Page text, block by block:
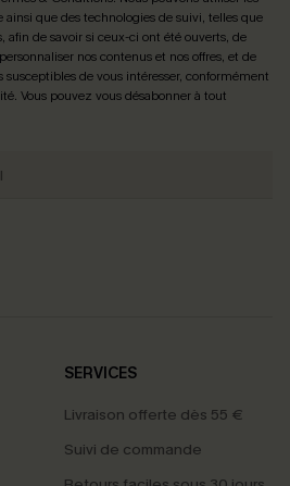
ainsi que des technologies de suivi, telles que
afin de savoir si ceux-ci ont été ouverts, de
nos contenus et nos offres, et de
de vous intéresser, conformément
. Vous pouvez vous désabonner à tout
SERVICES
Livraison offerte dès 55 €
Suivi de commande